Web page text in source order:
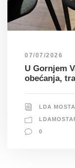
07/07/2026
U Gornjem
obećanja,
LDA
0